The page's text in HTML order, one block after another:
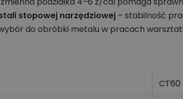
stopowej narzędziowej – stabilność
do obróbki metalu w pracach
CT60